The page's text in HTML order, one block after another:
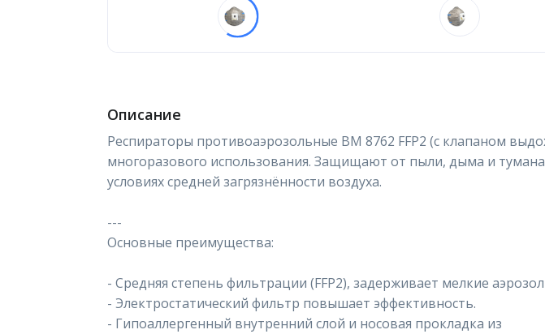
Описание
Респираторы противоаэрозольные ВМ 8762 FFP2 (с клапаном
многоразового использования. Защищают от пыли, дыма и
условиях средней загрязнённости воздуха.
---
Основные преимущества:
- Средняя степень фильтрации (FFP2), задерживает мелкие
- Электростатический фильтр повышает эффективность.
- Гипоаллергенный внутренний слой и носовая прокладка из